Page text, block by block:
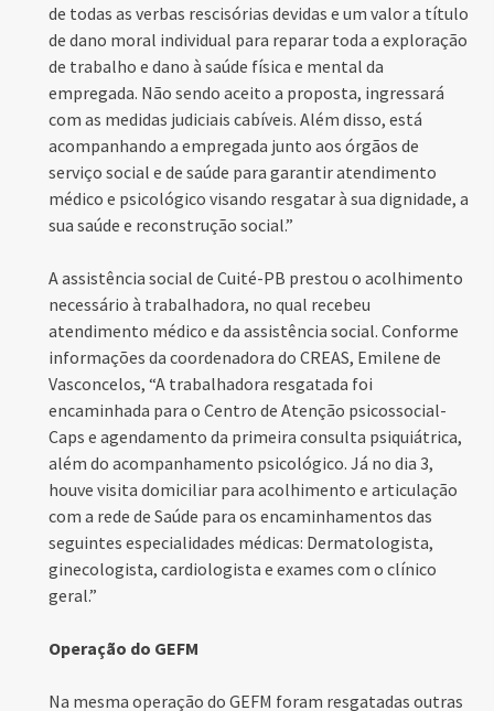
de todas as verbas rescisórias devidas e um valor a título
de dano moral individual para reparar toda a exploração
de trabalho e dano à saúde física e mental da
empregada. Não sendo aceito a proposta, ingressará
com as medidas judiciais cabíveis. Além disso, está
acompanhando a empregada junto aos órgãos de
serviço social e de saúde para garantir atendimento
médico e psicológico visando resgatar à sua dignidade, a
sua saúde e reconstrução social.”
A assistência social de Cuité-PB prestou o acolhimento
necessário à trabalhadora, no qual recebeu
atendimento médico e da assistência social. Conforme
informações da coordenadora do CREAS, Emilene de
Vasconcelos, “A trabalhadora resgatada foi
encaminhada para o Centro de Atenção psicossocial-
Caps e agendamento da primeira consulta psiquiátrica,
além do acompanhamento psicológico. Já no dia 3,
houve visita domiciliar para acolhimento e articulação
com a rede de Saúde para os encaminhamentos das
seguintes especialidades médicas: Dermatologista,
ginecologista, cardiologista e exames com o clínico
geral.”
Operação do GEFM
Na mesma operação do GEFM foram resgatadas outras